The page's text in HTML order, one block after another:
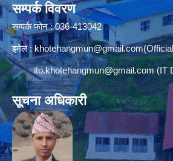
सम्पर्क विवरण
सम्पर्क फोन : 036-413042
इमेल :khotehangmun@gmail.com
ito.khotehangmun@gmail.com(IT
सूचना अधिकारी